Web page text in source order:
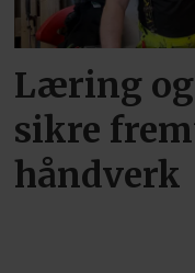
Læring
sikre
håndverk